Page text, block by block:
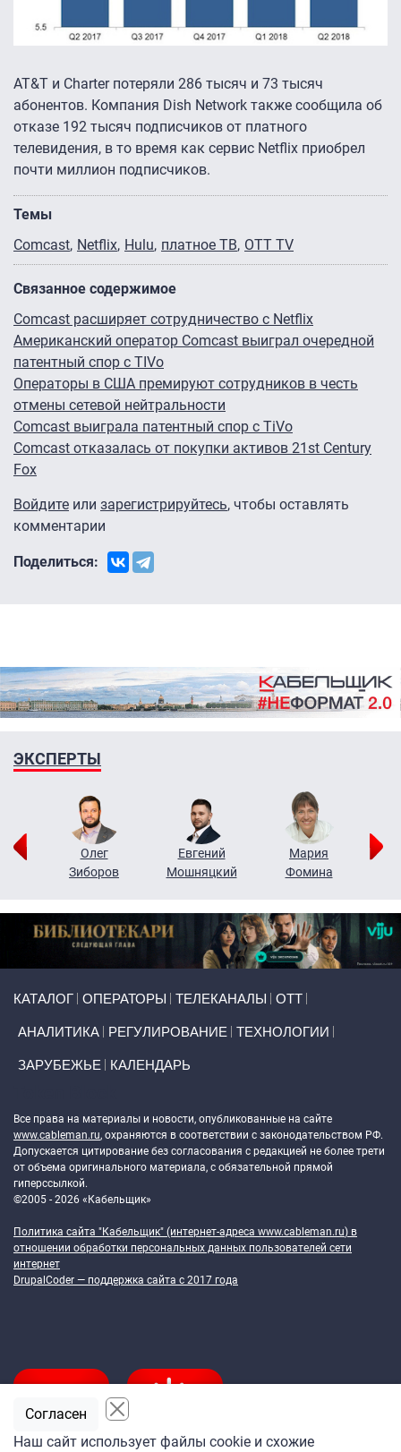
AT&T и Charter потеряли 286 тысяч и 73 тысяч
абонентов. Компания Dish Network также сообщила об
отказе 192 тысяч подписчиков от платного
телевидения, в то время как сервис Netflix приобрел
почти миллион подписчиков.
Темы
Comcast Netflix Hulu платное ТВ OTT TV
Связанное содержимое
Comcast расширяет сотрудничество с Netflix
Американский оператор Comcast выиграл очередной
патентный спор с TIVo
Операторы в США премируют сотрудников в честь
отмены сетевой нейтральности
Comcast выиграла патентный спор с TiVo
Comcast отказалась от покупки активов 21st Century
Fox
Войдите или зарегистрируйтесь, чтобы оставлять
комментарии
Поделиться:
ЭКСПЕРТЫ
Олег
Зиборов
Евгений
Мошняцкий
Мария
Фомина
КАТАЛОГ ОПЕРАТОРЫ ТЕЛЕКАНАЛЫ ОТТ
АНАЛИТИКА РЕГУЛИРОВАНИЕ ТЕХНОЛОГИИ
ЗАРУБЕЖЬЕ КАЛЕНДАРЬ
Все права на материалы и новости, опубликованные на сайте
www.cableman.ru, охраняются в соответствии с законодательством РФ.
Допускается цитирование без согласования с редакцией не более трети
от объема оригинального материала, с обязательной прямой
гиперссылкой.
©2005 - 2026 «Кабельщик»
Политика сайта "Кабельщик" (интернет-адреса www.cableman.ru) в
отношении обработки персональных данных пользователей сети
интернет
DrupalCoder — поддержка сайта c 2017 года
Наш сайт использует файлы cookie и схожие
Согласен